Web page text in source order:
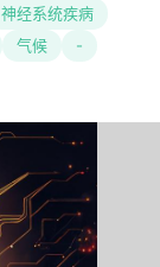
神经系统疾病
气候
-